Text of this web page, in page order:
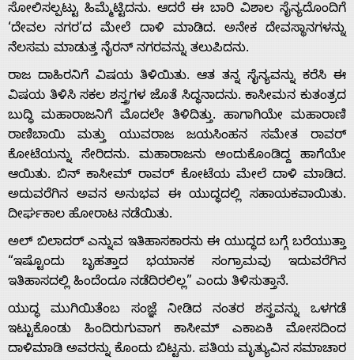
Home
About
Us
Advertise
ಸೋಲಿಸಲ್ಪಟ್ಟು ಹಿಮ್ಮೆಟ್ಟಿದನು. ಆದರೆ ಈ ಬಾರಿ ವಿಶಾಲ ಸೈನ್ಯದೊಂದಿಗೆ
‘ದೇವಲ ನಗರ’ದ ಮೇಲೆ‌ ದಾಳಿ ಮಾಡಿದ. ಅನೇಕ ದೇವಸ್ಥಾನಗಳನ್ನು
ನೆಲಸಮ ಮಾಡುತ್ತ ನೈರನ್ ನಗರವನ್ನು ತಲುಪಿದನು.
ರಾಜ ದಾಹಿರನಿಗೆ ವಿಷಯ ತಿಳಿಯಿತು. ಆತ ತನ್ನ ಸೈನ್ಯವನ್ನು ಕರೆಸಿ ಈ
ವಿಷಯ ತಿಳಿಸಿ ಸಕಲ ಶಸ್ತ್ರಗಳ ಜೊತೆ ಸಿದ್ಧನಾದನು. ಕಾಸೀಮನ ಕುತಂತ್ರದ
ಬುದ್ಧಿ ಮಹಾರಾಜನಿಗೆ ಮೊದಲೇ ತಿಳಿದಿತ್ತು. ಹಾಗಾಗಿಯೇ ಮಹಾರಾಣಿ
ರಾಣಿಬಾಯಿ ಮತ್ತು ಯುವರಾಜ ಜಯಸಿಂಹನ ಸಮೇತ ರಾವರ್
ಕೋಟೆಯನ್ನು ಸೇರಿದನು. ಮಹಾರಾಜನು‌ ಅಂದುಕೊಂಡಿದ್ದ ಹಾಗೆಯೇ
ಆಯಿತು. ಬಿನ್ ಕಾಸೀಮ್ ರಾವರ್ ಕೋಟೆಯ ಮೇಲೆ ದಾಳಿ ಮಾಡಿದ.
ಅದುವರೆಗಿನ ಅವನ ಅನುಭವ ಈ ಯುದ್ಧದಲ್ಲಿ ಸಹಾಯಕವಾಯಿತು.
ದೀರ್ಘಕಾಲ ಹೋರಾಟ ನಡೆಯಿತು.
ಅಲ್ ಬಿಲಾದರ್ ಎನ್ನುವ ಇತಿಹಾಸಕಾರನು ಈ ಯುದ್ಧದ ಬಗ್ಗೆ ಬರೆಯುತ್ತಾ
“ಇಷ್ಟೊಂದು ಬೃಹತ್ತಾದ ಭಯಾನಕ‌ ಸಂಗ್ರಾಮವು‌ ಇದುವರೆಗಿನ‌
ಇತಿಹಾಸದಲ್ಲಿ ಹಿಂದೆಂದೂ ನಡೆದಿರಲಿಲ್ಲ” ಎಂದು ತಿಳಿಸುತ್ತಾನೆ.
ಯುದ್ಧ ಮುಗಿಯಿತೆಂಬ ಸಂಜ್ಞೆ ನೀಡಿದ ನಂತರ ಶಸ್ತ್ರವನ್ನು ಒಳಗಡೆ
ಇಟ್ಟುಕೊಂಡು ಹಿಂದಿರುಗುವಾಗ ಕಾಸೀಮ್ ಎಕಾಏಕಿ ಮೋಸದಿಂದ
ದಾಳಿಮಾಡಿ ಅವರನ್ನು ಕೊಂದು ಬಿಟ್ಟನು.‌ ಪತಿಯ ಮೃತ್ಯುವಿನ‌ ಸಮಾಚಾರ